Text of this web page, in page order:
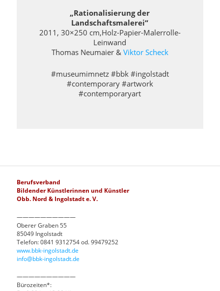
„Rationalisierung der
Landschaftsmalerei“
2011, 30×250 cm,Holz-Papier-Malerrolle-
Leinwand
Thomas Neumaier & Viktor Scheck
#museumimnetz #bbk #ingolstadt
#contemporary #artwork
#contemporaryart
Berufsverband
Bildender Künstlerinnen und Künstler
Obb. Nord & Ingolstadt e. V.
——————————
Oberer Graben 55
85049 Ingolstadt
Telefon: 0841 9312754 od. 99479252
www.bbk-ingolstadt.de
info@bbk-ingolstadt.de
——————————
Bürozeiten*: